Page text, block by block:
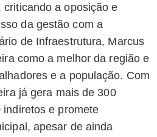
a oposição e
da gestão com a
de Infraestrutura, Marcus
como a melhor da região e
e a população. Com
já gera mais de 300
e promete
apesar de ainda